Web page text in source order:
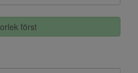
först